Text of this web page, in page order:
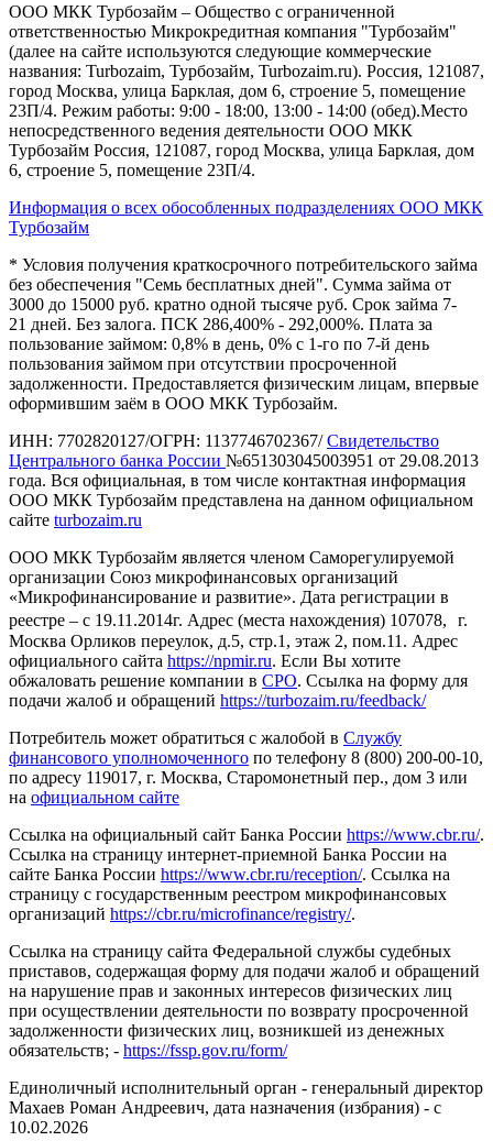
ООО МКК Турбозайм – Общество с ограниченной
ответственностью Микрокредитная компания "Турбозайм"
(далее на сайте используются следующие коммерческие
названия: Turbozaim, Турбозайм, Turbozaim.ru). Россия, 121087,
город Москва, улица Барклая, дом 6, строение 5, помещение
23П/4. Режим работы: 9:00 - 18:00, 13:00 - 14:00 (обед).Место
непосредственного ведения деятельности ООО МКК
Турбозайм Россия, 121087, город Москва, улица Барклая, дом
6, строение 5, помещение 23П/4.
Информация о всех обособленных подразделениях ООО МКК
Турбозайм
* Условия получения краткосрочного потребительского займа
без обеспечения "Семь бесплатных дней". Сумма займа от
3000 до 15000 руб. кратно одной тысяче руб. Срок займа 7-
21 дней. Без залога. ПСК 286,400% - 292,000%. Плата за
пользование займом: 0,8% в день, 0% с 1-го по 7-й день
пользования займом при отсутствии просроченной
задолженности. Предоставляется физическим лицам, впервые
оформившим заём в ООО МКК Турбозайм.
ИНН: 7702820127/ОГРН: 1137746702367/Свидетельство
Центрального банка России №651303045003951 от 29.08.2013
года. Вся официальная, в том числе контактная информация
ООО МКК Турбозайм представлена на данном официальном
сайте turbozaim.ru
ООО МКК Турбозайм является членом Саморегулируемой
организации Союз микрофинансовых организаций
«Микрофинансирование и развитие». Дата регистрации в
реестре – с 19.11.2014г. Адрес (места нахождения) 107078, г.
Москва Орликов переулок, д.5, стр.1, этаж 2, пом.11. Адрес
официального сайта https://npmir.ru. Если Вы хотите
обжаловать решение компании в СРО. Ссылка на форму для
подачи жалоб и обращений https://turbozaim.ru/feedback/
Потребитель может обратиться с жалобой в Службу
финансового уполномоченного по телефону 8 (800) 200-00-10,
по адресу 119017, г. Москва, Старомонетный пер., дом 3 или
на официальном сайте
Ссылка на официальный сайт Банка России https://www.cbr.ru/.
Ссылка на страницу интернет-приемной Банка России на
сайте Банка России https://www.cbr.ru/reception/. Ссылка на
страницу с государственным реестром микрофинансовых
организаций https://cbr.ru/microfinance/registry/.
Ссылка на страницу сайта Федеральной службы судебных
приставов, содержащая форму для подачи жалоб и обращений
на нарушение прав и законных интересов физических лиц
при осуществлении деятельности по возврату просроченной
задолженности физических лиц, возникшей из денежных
обязательств; - https://fssp.gov.ru/form/
Единоличный исполнительный орган - генеральный директор
Махаев Роман Андреевич, дата назначения (избрания) - с
10.02.2026